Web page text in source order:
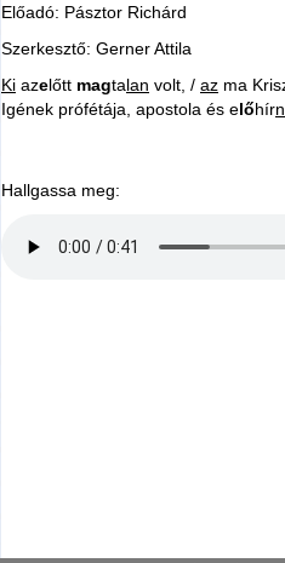
Előadó: Pásztor Richárd
Szerkesztő: Gerner Attila
Ki azelőtt magtalan volt, / az ma
Igének prófétája, apostola és előhír
Hallgassa meg: